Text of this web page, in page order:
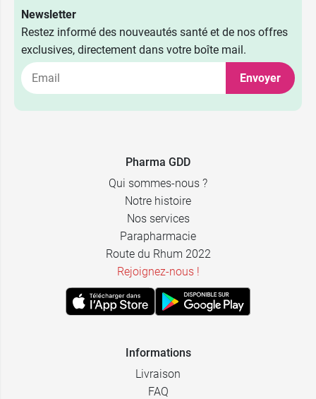
Newsletter
Restez informé des nouveautés santé et de nos offres
exclusives, directement dans votre boîte mail.
Envoyer
Pharma GDD
Qui sommes-nous ?
Notre histoire
Nos services
Parapharmacie
Route du Rhum 2022
Rejoignez-nous !
Informations
Livraison
FAQ